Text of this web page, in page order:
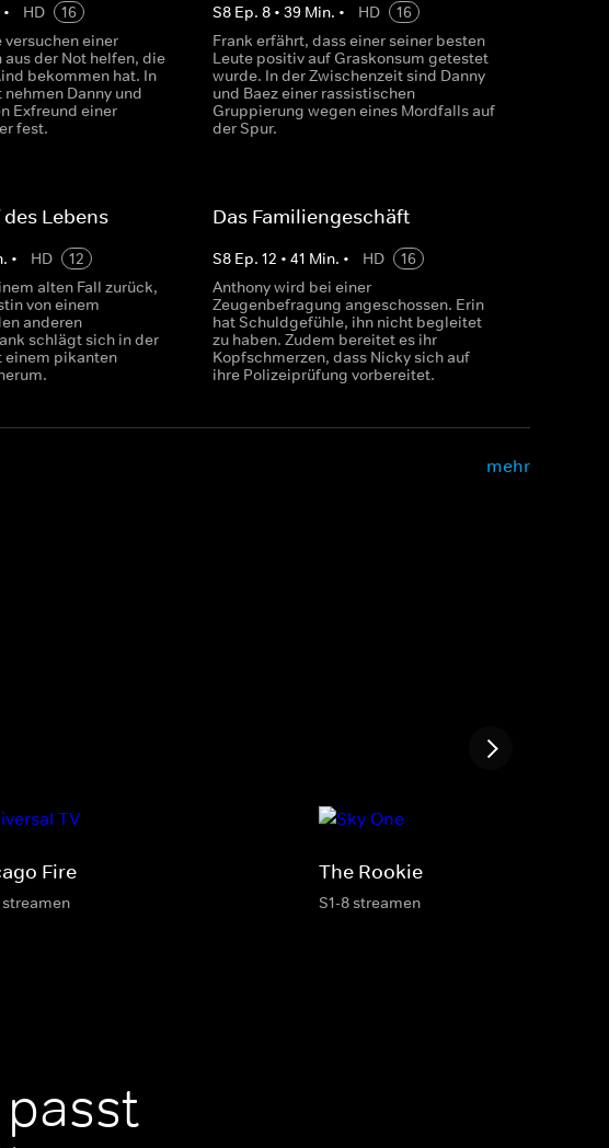
• HD
16
einer
der Not helfen, die
bekommen hat. In
Danny und
Exfreund einer
fest.
S8 Ep. 8• 39Min. • HD
16
Frank erfährt, dass einer seiner besten
Leute positiv auf Graskonsum getestet
wurde. In der Zwischenzeit sind Danny
und Baez einer rassistischen
Gruppierung wegen eines Mordfalls auf
der Spur.
Lebens
• HD
12
alten Fall zurück,
von einem
anderen
schlägt sich in der
einem pikanten
Das Familiengeschäft
S8 Ep. 12 • 41 Min. • HD
16
Anthony wird bei einer
Zeugenbefragung angeschossen. Erin
hat Schuldgefühle, ihn nicht begleitet
zu haben. Zudem bereitet es ihr
Kopfschmerzen, dass Nicky sich auf
ihre Polizeiprüfung vorbereitet.
mehr
Fire
streamen
The Rookie
S1-8 streamen